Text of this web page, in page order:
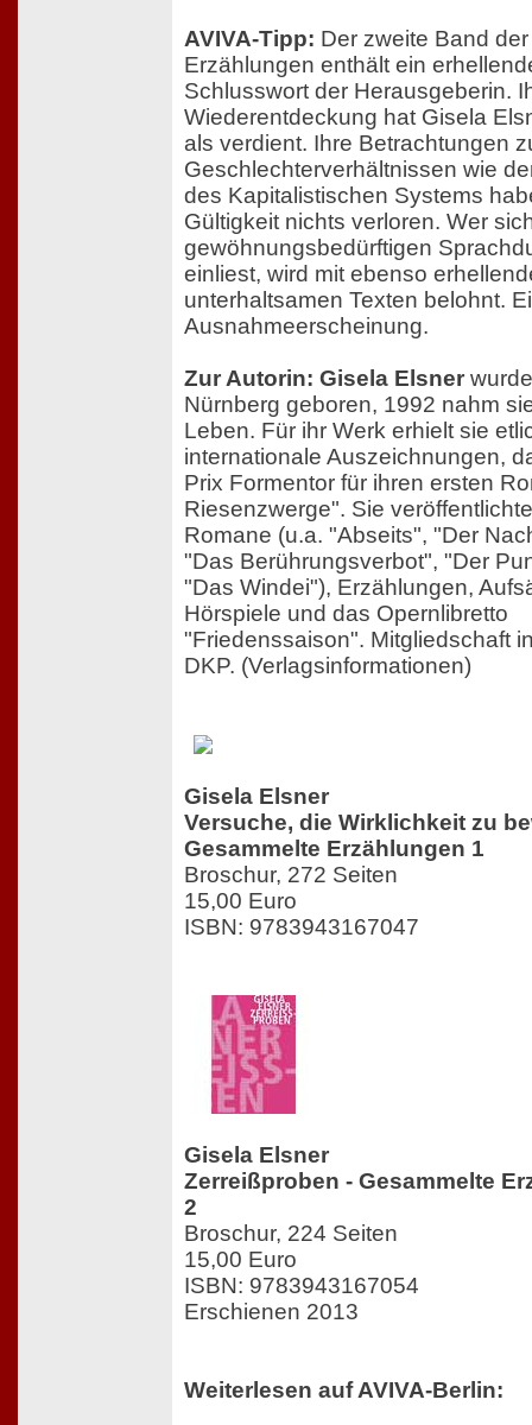
AVIVA-Tipp: Der zweite Band der
Erzählungen enthält ein
Schlusswort der Herausgeberin.
Wiederentdeckung hat Gisela
als verdient. Ihre Betrachtungen
Geschlechterverhältnissen wie
des Kapitalistischen Systems
Gültigkeit nichts verloren. Wer
gewöhnungsbedürftigen
einliest, wird mit ebenso
unterhaltsamen Texten belohnt.
Ausnahmeerscheinung.
Zur Autorin: Gisela Elsner
Nürnberg geboren, 1992 nahm
Leben. Für ihr Werk erhielt sie
internationale Auszeichnungen,
Prix Formentor für ihren ersten
Riesenzwerge". Sie
Romane (u.a. "Abseits", "Der
"Das Berührungsverbot", "Der
"Das Windei"), Erzählungen,
Hörspiele und das Opernlibretto
"Friedenssaison". Mitgliedschaft
DKP. (Verlagsinformationen)
Gisela Elsner
Versuche, die Wirklichkeit zu
Gesammelte Erzählungen 1
Broschur, 272 Seiten
15,00 Euro
ISBN: 9783943167047
Gisela Elsner
Zerreißproben - Gesammelte
2
Broschur, 224 Seiten
15,00 Euro
ISBN: 9783943167054
Erschienen 2013
Weiterlesen auf AVIVA-Berlin: